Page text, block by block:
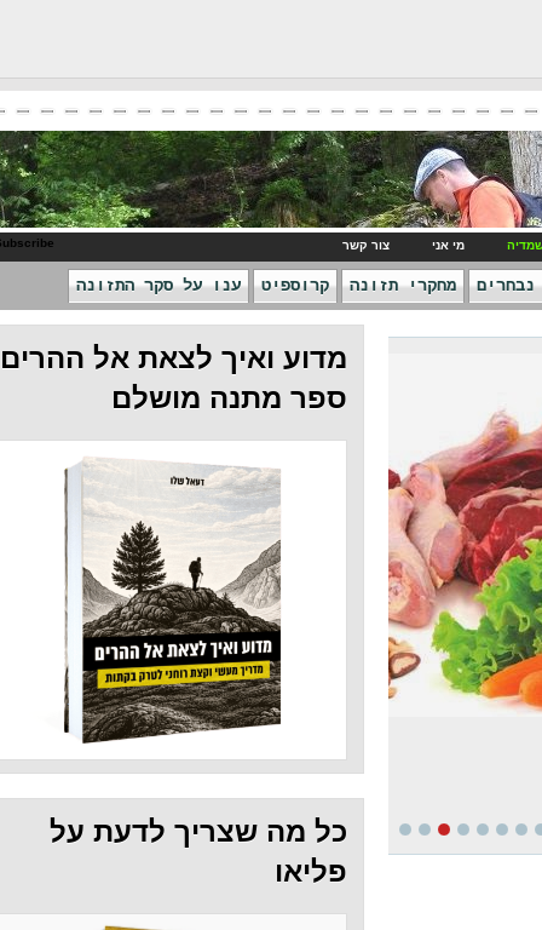
צור קשר
תזונה קרוספיט ענו על סקר התזונה
מדוע ואיך לצאת אל ההרים -
ספר מתנה מושלם
כל מה שצריך לדעת על